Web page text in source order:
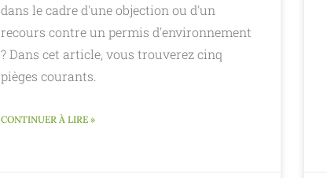
dans le cadre d'une objection ou d'un
recours contre un permis d'environnement
? Dans cet article, vous trouverez cinq
pièges courants.
CONTINUER À LIRE »